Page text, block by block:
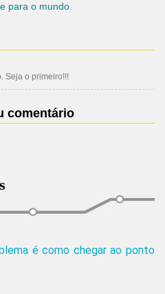
para o mundo
Seja o primeiro!!!
comentário
é como chegar ao ponto